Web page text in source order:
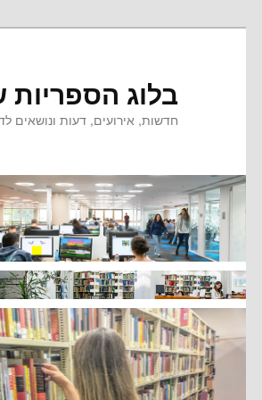
בלוג
חדשות, אירועים, דעות ונושאים